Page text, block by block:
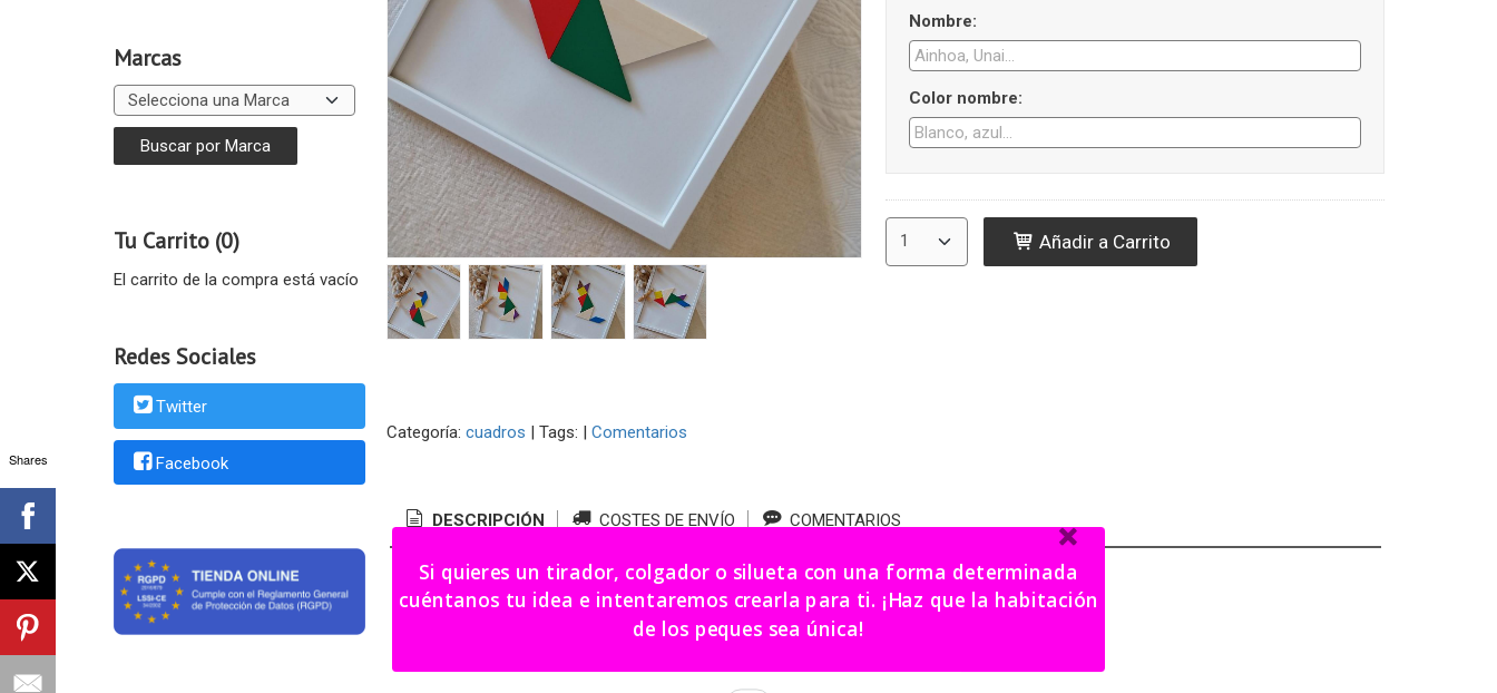
Marcas
Tu Carrito (0)
El carrito de la compra está vacío
Redes Sociales
Twitter
Facebook
Nombre:
Color nombre:
Añadir a Carrito
Categoría: cuadros | Tags: | Comentarios
DESCRIPCIÓN COSTES DE ENVÍO COMENTARIOS
Cuadro con diferentes figuras tangram de animales a elegir.
Se puede personalizar con el nombre del niñ@.
Shares
Si quieres un tirador, colgador o silueta con una forma determinada
cuéntanos tu idea e intentaremos crearla para ti. ¡Haz que la habitación
de los peques sea única!